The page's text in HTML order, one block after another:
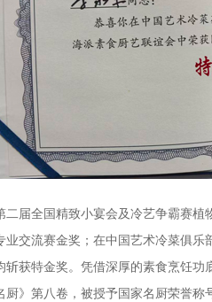
二届全国精致小宴会及冷艺争霸赛
业交流赛金奖；在中国艺术冷菜俱
斩获特金奖。凭借深厚的素食烹饪
厨》第八卷，被授予国家名厨荣誉称